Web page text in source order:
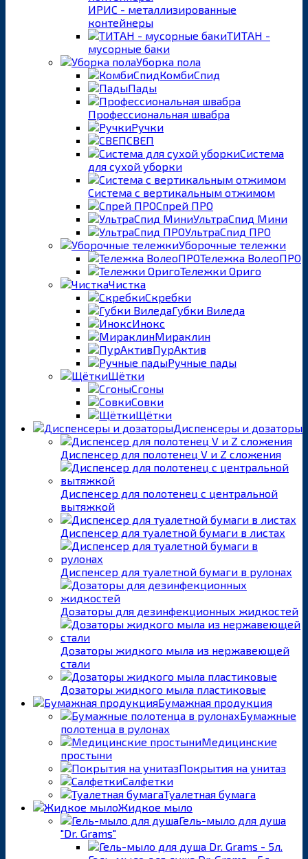
ИРИС - металлизированные
контейнеры
ТИТАН -
мусорные баки
Уборка пола
КомбиСпид
Пады
Профессиональная швабра
Ручки
СВЕП
Система
для сухой уборки
Система с вертикальным отжимом
Спрей ПРО
УльтраСпид Мини
УльтраСпид ПРО
Уборочные тележки
Тележка ВолеоПРО
Тележки Ориго
Чистка
Скребки
Губки Виледа
Инокс
Мираклин
ПурАктив
Ручные пады
Щётки
Сгоны
Совки
Щётки
Диспенсеры и дозаторы
Диспенсер для полотенец V и Z сложения
Диспенсер для полотенец с центральной
вытяжкой
Диспенсер для туалетной бумаги в листах
Диспенсер для туалетной бумаги в рулонах
Дозаторы для дезинфекционных жидкостей
Дозаторы жидкого мыла из нержавеющей
стали
Дозаторы жидкого мыла пластиковые
Бумажная продукция
Бумажные
полотенца в рулонах
Медицинские
простыни
Покрытия на унитаз
Салфетки
Туалетная бумага
Жидкое мыло
Гель-мыло для душа
"Dr. Grams"